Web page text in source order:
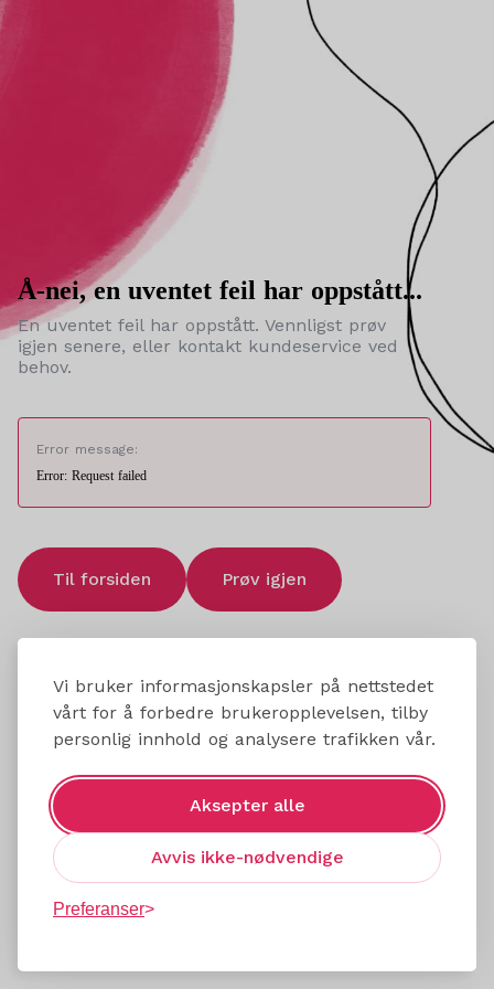
Vi bruker informasjonskapsler på nettstedet
vårt for å forbedre brukeropplevelsen, tilby
personlig innhold og analysere trafikken vår.
Aksepter alle
Avvis ikke-nødvendige
Preferanser
Å-nei, en uventet feil har oppstått...
En uventet feil har oppstått. Vennligst prøv
igjen senere, eller kontakt kundeservice ved
behov.
Error message:
Error: Request failed
Til forsiden Prøv igjen